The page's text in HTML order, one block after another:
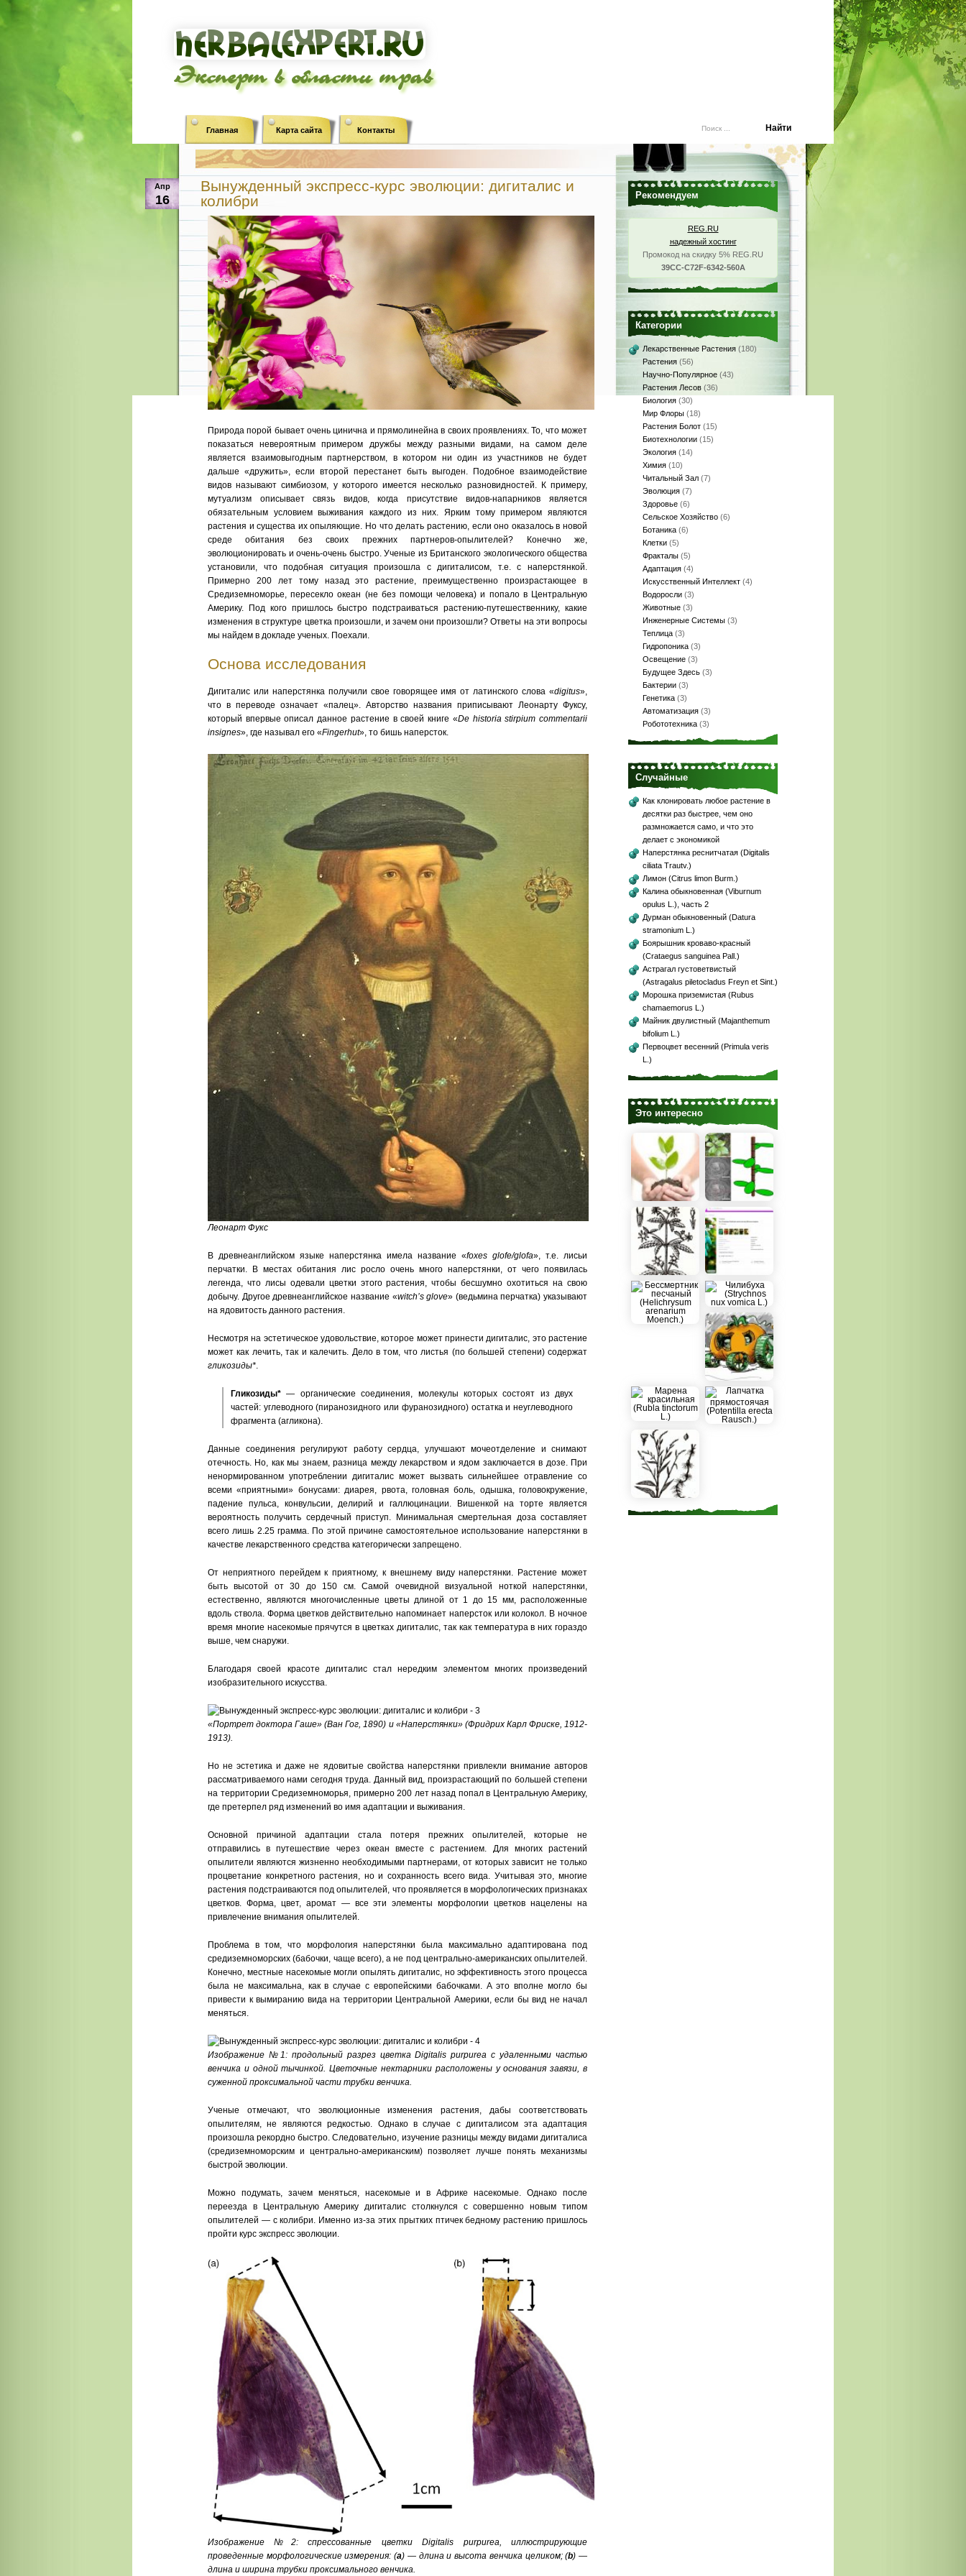
Эксперт в области трав
Главная Карта сайта Контакты
Апр
16
Вынужденный экспресс-курс эволюции: дигиталис и
колибри
Природа порой бывает очень цинична и прямолинейна в своих проявлениях. То, что может
показаться невероятным примером дружбы между разными видами, на самом деле
является взаимовыгодным партнерством, в котором ни один из участников не будет
дальше «дружить», если второй перестанет быть выгоден. Подобное взаимодействие
видов называют симбиозом, у которого имеется несколько разновидностей. К примеру,
мутуализм описывает связь видов, когда присутствие видов-напарников является
обязательным условием выживания каждого из них. Ярким тому примером являются
растения и существа их опыляющие. Но что делать растению, если оно оказалось в новой
среде обитания без своих прежних партнеров-опылителей? Конечно же,
эволюционировать и очень-очень быстро. Ученые из Британского экологического общества
установили, что подобная ситуация произошла с дигиталисом, т.е. с наперстянкой.
Примерно 200 лет тому назад это растение, преимущественно произрастающее в
Средиземноморье, пересекло океан (не без помощи человека) и попало в Центральную
Америку. Под кого пришлось быстро подстраиваться растению-путешественнику, какие
изменения в структуре цветка произошли, и зачем они произошли? Ответы на эти вопросы
мы найдем в докладе ученых. Поехали.
Основа исследования
Дигиталис или наперстянка получили свое говорящее имя от латинского слова «digitus»,
что в переводе означает «палец». Авторство названия приписывают Леонарту Фуксу,
который впервые описал данное растение в своей книге «De historia stirpium commentarii
insignes», где называл его «Fingerhut», то бишь наперсток.
Леонарт Фукс
В древнеанглийском языке наперстянка имела название «foxes glofe/glofa», т.е. лисьи
перчатки. В местах обитания лис росло очень много наперстянки, от чего появилась
легенда, что лисы одевали цветки этого растения, чтобы бесшумно охотиться на свою
добычу. Другое древнеанглийское название «witch’s glove» (ведьмина перчатка) указывают
на ядовитость данного растения.
Несмотря на эстетическое удовольствие, которое может принести дигиталис, это растение
может как лечить, так и калечить. Дело в том, что листья (по большей степени) содержат
гликозиды*.
Гликозиды* — органические соединения, молекулы которых состоят из двух
частей: углеводного (пиранозидного или фуранозидного) остатка и неуглеводного
фрагмента (агликона).
Данные соединения регулируют работу сердца, улучшают мочеотделение и снимают
отечность. Но, как мы знаем, разница между лекарством и ядом заключается в дозе. При
ненормированном употреблении дигиталис может вызвать сильнейшее отравление со
всеми «приятными» бонусами: диарея, рвота, головная боль, одышка, головокружение,
падение пульса, конвульсии, делирий и галлюцинации. Вишенкой на торте является
вероятность получить сердечный приступ. Минимальная смертельная доза составляет
всего лишь 2.25 грамма. По этой причине самостоятельное использование наперстянки в
качестве лекарственного средства категорически запрещено.
От неприятного перейдем к приятному, к внешнему виду наперстянки. Растение может
быть высотой от 30 до 150 см. Самой очевидной визуальной ноткой наперстянки,
естественно, являются многочисленные цветы длиной от 1 до 15 мм, расположенные
вдоль ствола. Форма цветков действительно напоминает наперсток или колокол. В ночное
время многие насекомые прячутся в цветках дигиталис, так как температура в них гораздо
выше, чем снаружи.
Благодаря своей красоте дигиталис стал нередким элементом многих произведений
изобразительного искусства.
«Портрет доктора Гаше» (Ван Гог, 1890) и «Наперстянки» (Фридрих Карл Фриске, 1912-
1913).
Но не эстетика и даже не ядовитые свойства наперстянки привлекли внимание авторов
рассматриваемого нами сегодня труда. Данный вид, произрастающий по большей степени
на территории Средиземноморья, примерно 200 лет назад попал в Центральную Америку,
где претерпел ряд изменений во имя адаптации и выживания.
Основной причиной адаптации стала потеря прежних опылителей, которые не
отправились в путешествие через океан вместе с растением. Для многих растений
опылители являются жизненно необходимыми партнерами, от которых зависит не только
процветание конкретного растения, но и сохранность всего вида. Учитывая это, многие
растения подстраиваются под опылителей, что проявляется в морфологических признаках
цветков. Форма, цвет, аромат — все эти элементы морфологии цветков нацелены на
привлечение внимания опылителей.
Проблема в том, что морфология наперстянки была максимально адаптирована под
средиземноморских (бабочки, чаще всего), а не под центрально-американских опылителей.
Конечно, местные насекомые могли опылять дигиталис, но эффективность этого процесса
была не максимальна, как в случае с европейскими бабочками. А это вполне могло бы
привести к вымиранию вида на территории Центральной Америки, если бы вид не начал
меняться.
Изображение №1: продольный разрез цветка Digitalis purpurea с удаленными частью
венчика и одной тычинкой. Цветочные нектарники расположены у основания завязи, в
суженной проксимальной части трубки венчика.
Ученые отмечают, что эволюционные изменения растения, дабы соответствовать
опылителям, не являются редкостью. Однако в случае с дигиталисом эта адаптация
произошла рекордно быстро. Следовательно, изучение разницы между видами дигиталиса
(средиземноморским и центрально-американским) позволяет лучше понять механизмы
быстрой эволюции.
Можно подумать, зачем меняться, насекомые и в Африке насекомые. Однако после
переезда в Центральную Америку дигиталис столкнулся с совершенно новым типом
опылителей — с колибри. Именно из-за этих прытких птичек бедному растению пришлось
пройти курс экспресс эволюции.
Изображение №2: спрессованные цветки Digitalis purpurea, иллюстрирующие
проведенные морфологические измерения: (a) — длина и высота венчика целиком; (b) —
длина и ширина трубки проксимального венчика.
Рекомендуем
REG.RU
надежный хостинг
Промокод на скидку 5% REG.RU
39CC-C72F-6342-560A
Категории
Лекарственные Растения (180)
Растения (56)
Научно-Популярное (43)
Растения Лесов (36)
Биология (30)
Мир Флоры (18)
Растения Болот (15)
Биотехнологии (15)
Экология (14)
Химия (10)
Читальный Зал (7)
Эволюция (7)
Здоровье (6)
Сельское Хозяйство (6)
Ботаника (6)
Клетки (5)
Фракталы (5)
Адаптация (4)
Искусственный Интеллект (4)
Водоросли (3)
Животные (3)
Инженерные Системы (3)
Теплица (3)
Гидропоника (3)
Освещение (3)
Будущее Здесь (3)
Бактерии (3)
Генетика (3)
Автоматизация (3)
Робототехника (3)
Случайные
Как клонировать любое растение в
десятки раз быстрее, чем оно
размножается само, и что это
делает с экономикой
Наперстянка реснитчатая (Digitalis
ciliata Trautv.)
Лимон (Citrus limon Burm.)
Калина обыкновенная (Viburnum
opulus L.), часть 2
Дурман обыкновенный (Datura
stramonium L.)
Боярышник кроваво-красный
(Crataegus sanguinea Pall.)
Астрагал густоветвистый
(Astragalus piletocladus Freyn et Sint.)
Морошка приземистая (Rubus
chamaemorus L.)
Майник двулистный (Majanthemum
bifolium L.)
Первоцвет весенний (Primula veris
L.)
Это интересно